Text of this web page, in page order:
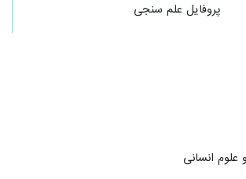
پروفایل علم سنجی
علوم انسانی